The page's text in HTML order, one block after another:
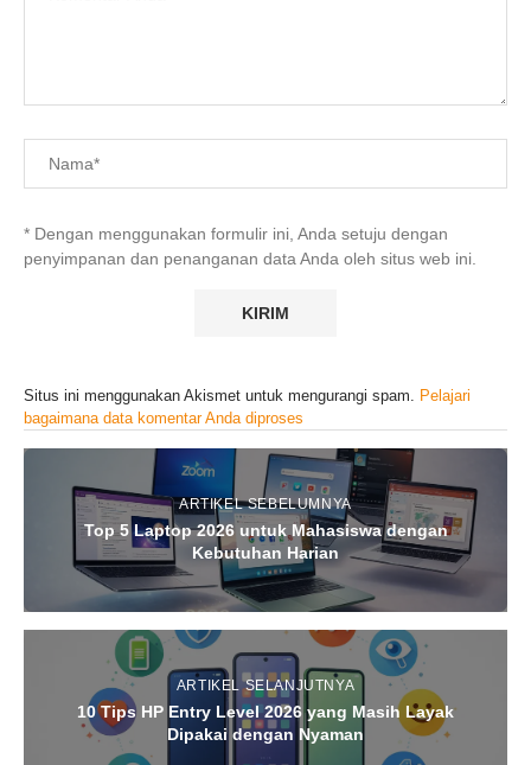
* Dengan menggunakan formulir ini, Anda setuju dengan
penyimpanan dan penanganan data Anda oleh situs web ini.
Situs ini menggunakan Akismet untuk mengurangi spam.
Pelajari
bagaimana data komentar Anda diproses
ARTIKEL SEBELUMNYA
Top 5 Laptop 2026 untuk Mahasiswa dengan
Kebutuhan Harian
ARTIKEL SELANJUTNYA
10 Tips HP Entry Level 2026 yang Masih Layak
Dipakai dengan Nyaman